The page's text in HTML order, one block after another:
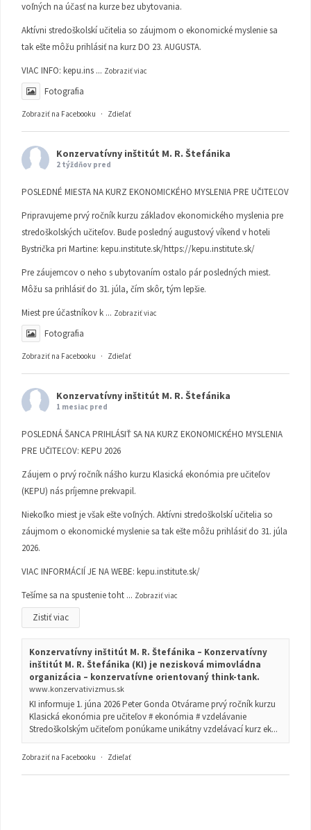
voľných na účasť na kurze bez ubytovania.
Aktívni stredoškolskí učitelia so záujmom o ekonomické myslenie sa
tak ešte môžu prihlásiť na kurz DO 23. AUGUSTA.
VIAC INFO: kepu.ins ... Zobraziť viac
Fotografia
Zobraziť na Facebooku · Zdieľať
Konzervatívny inštitút M. R. Štefánika
2 týždňov pred
POSLEDNÉ MIESTA NA KURZ EKONOMICKÉHO MYSLENIA PRE UČITEĽOV
Pripravujeme prvý ročník kurzu základov ekonomického myslenia pre
stredoškolských učiteľov. Bude posledný augustový víkend v hoteli
Bystrička pri Martine: kepu.institute.sk/https://kepu.institute.sk/
Pre záujemcov o neho s ubytovaním ostalo pár posledných miest.
Môžu sa prihlásiť do 31. júla, čím skôr, tým lepšie.
Miest pre účastníkov k ... Zobraziť viac
Fotografia
Zobraziť na Facebooku · Zdieľať
Konzervatívny inštitút M. R. Štefánika
1 mesiac pred
POSLEDNÁ ŠANCA PRIHLÁSIŤ SA NA KURZ EKONOMICKÉHO MYSLENIA
PRE UČITEĽOV: KEPU 2026
Záujem o prvý ročník nášho kurzu Klasická ekonómia pre učiteľov
(KEPU) nás príjemne prekvapil.
Niekoľko miest je však ešte voľných. Aktívni stredoškolskí učitelia so
záujmom o ekonomické myslenie sa tak ešte môžu prihlásiť do 31. júla
2026.
VIAC INFORMÁCIÍ JE NA WEBE: kepu.institute.sk/
Tešíme sa na spustenie toht ... Zobraziť viac
Zistiť viac
Konzervatívny inštitút M. R. Štefánika – Konzervatívny
inštitút M. R. Štefánika (KI) je nezisková mimovládna
organizácia – konzervatívne orientovaný think-tank.
www.konzervativizmus.sk
KI informuje 1. júna 2026 Peter Gonda Otvárame prvý ročník kurzu
Klasická ekonómia pre učiteľov # ekonómia # vzdelávanie
Stredoškolským učiteľom ponúkame unikátny vzdelávací kurz ek...
Zobraziť na Facebooku · Zdieľať